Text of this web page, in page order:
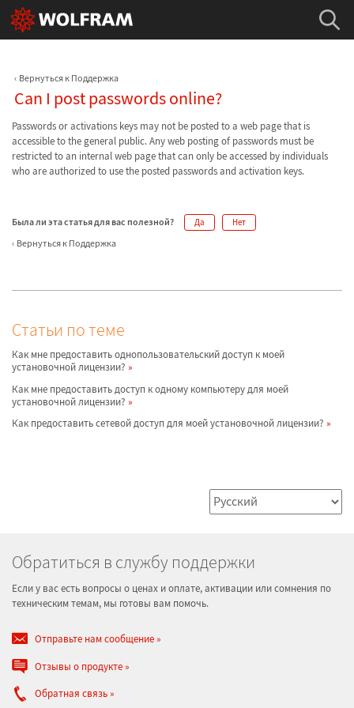
Вернуться к Поддержка
Can I post passwords online?
Passwords or activations keys may not be posted to a web page that is
accessible to the general public. Any web posting of passwords must be
restricted to an internal web page that can only be accessed by individuals
who are authorized to use the posted passwords and activation keys.
Была ли эта статья для вас полезной? Да Нет
Вернуться к Поддержка
Статьи по теме
Как мне предоставить однопользовательский доступ к моей
установочной лицензии?
Как мне предоставить доступ к одному компьютеру для моей
установочной лицензии?
Как предоставить сетевой доступ для моей установочной лицензии?
Обратиться в службу поддержки
Если у вас есть вопросы о ценах и оплате, активации или сомнения по
техническим темам, мы готовы вам помочь.
Отправьте нам сообщение
Отзывы о продукте
Обратная связь